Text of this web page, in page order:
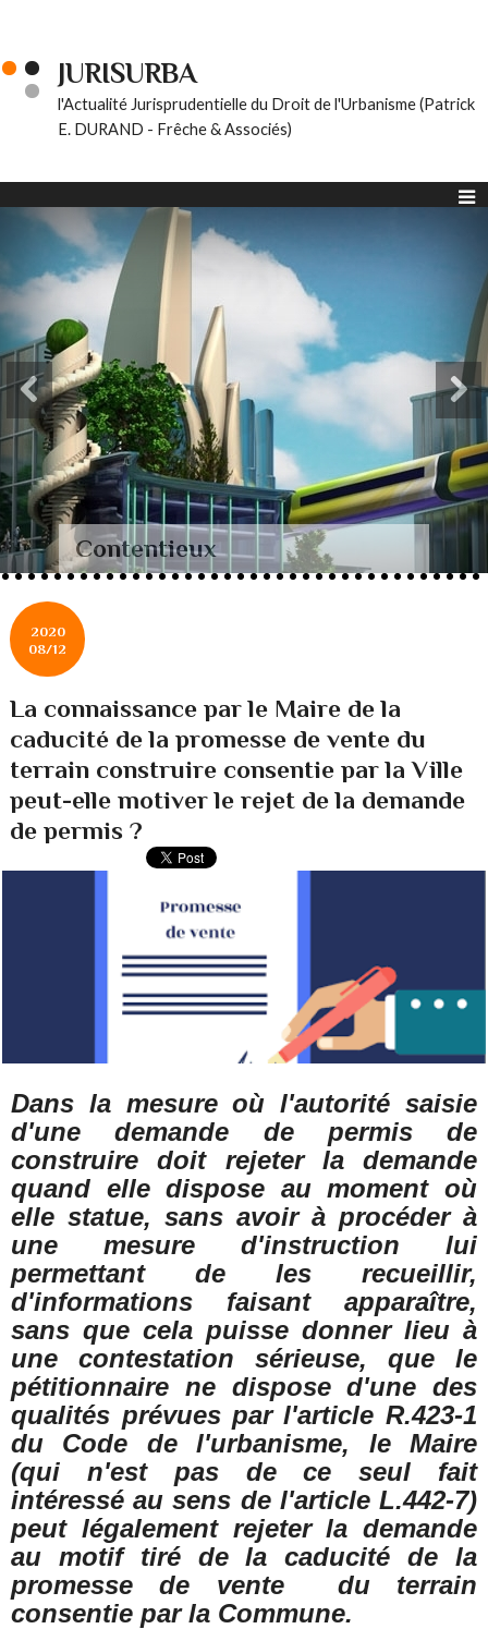
JURISURBA
l'Actualité Jurisprudentielle du Droit de l'Urbanisme (Patrick
E. DURAND - Frêche & Associés)
Contentieux
2020
08/12
La connaissance par le Maire de la
caducité de la promesse de vente du
terrain construire consentie par la Ville
peut-elle motiver le rejet de la demande
de permis ?
Dans la mesure où l'autorité saisie
d'une demande de permis de
construire doit rejeter la demande
quand elle dispose au moment où
elle statue, sans avoir à procéder à
une mesure d'instruction lui
permettant de les recueillir,
d'informations faisant apparaître,
sans que cela puisse donner lieu à
une contestation sérieuse, que le
pétitionnaire ne dispose d'une des
qualités prévues par l'article R.423-1
du Code de l'urbanisme, le Maire
(qui n'est pas de ce seul fait
intéressé au sens de l'article L.442-7)
peut légalement rejeter la demande
au motif tiré de la caducité de la
promesse de vente du terrain
consentie par la Commune.